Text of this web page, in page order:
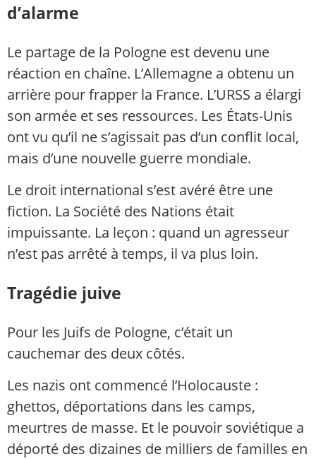
d’alarme
Le partage de la Pologne est devenu une
réaction en chaîne. L’Allemagne a obtenu un
arrière pour frapper la France. L’URSS a élargi
son armée et ses ressources. Les États-Unis
ont vu qu’il ne s’agissait pas d’un conflit local,
mais d’une nouvelle guerre mondiale.
Le droit international s’est avéré être une
fiction. La Société des Nations était
impuissante. La leçon : quand un agresseur
n’est pas arrêté à temps, il va plus loin.
Tragédie juive
Pour les Juifs de Pologne, c’était un
cauchemar des deux côtés.
Les nazis ont commencé l’Holocauste :
ghettos, déportations dans les camps,
meurtres de masse. Et le pouvoir soviétique a
déporté des dizaines de milliers de familles en